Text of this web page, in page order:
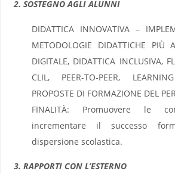
2. SOSTEGNO AGLI ALUNNI
DIDATTICA INNOVATIVA –
METODOLOGIE DIDATTICHE PIÙ
DIGITALE, DIDATTICA INCLUSIVA,
CLIL, PEER-TO-PEER,
PROPOSTE DI FORMAZIONE DEL
FINALITÀ: Promuovere le
incrementare il successo
dispersione scolastica.
3. RAPPORTI CON L’ESTERNO